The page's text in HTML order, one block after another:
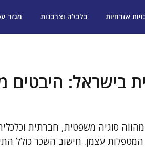
אזרחיות כלכלה וצרכנות מגזר
בישראל: היבטים
סוגיה משפטית, חברתית
עצמן. חישוב השכר כולל